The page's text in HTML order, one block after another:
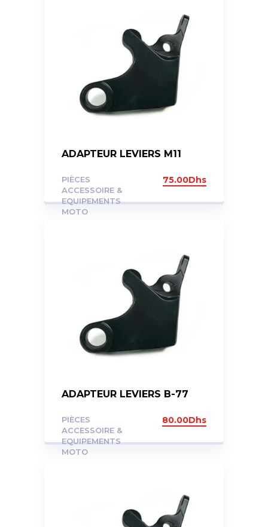
ADAPTEUR LEVIERS M11
PIÈCES
ACCESSOIRE &
EQUIPEMENTS
MOTO
75.00Dhs
ADAPTEUR LEVIERS B-77
PIÈCES
ACCESSOIRE &
EQUIPEMENTS
MOTO
80.00Dhs